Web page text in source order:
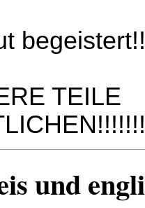
TEILE
und